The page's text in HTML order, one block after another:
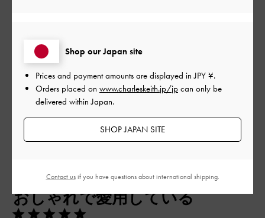
もっと見る
このレビューは役に立ちましたか？
ご利用者様
おしゃれで愛用している
日
Shop our Japan site
Prices and payment amounts are displayed inJPY ¥.
Orders placed on www.charleskeith.jp/jp can only be
delivered within Japan.
SHOP JAPAN SITE
Contact usif you have questions about international shipping.